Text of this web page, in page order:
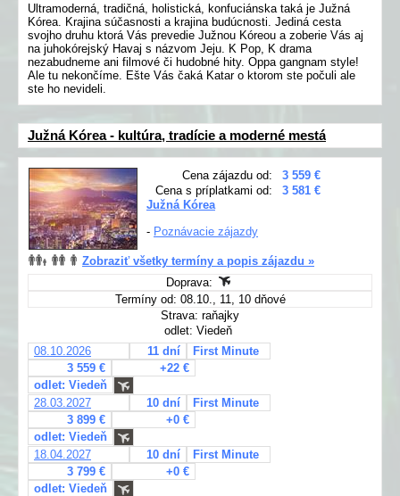
Ultramoderná, tradičná, holistická, konfuciánska taká je Južná
Kórea. Krajina súčasnosti a krajina budúcnosti. Jediná cesta
svojho druhu ktorá Vás prevedie Južnou Kóreou a zoberie Vás aj
na juhokórejský Havaj s názvom Jeju. K Pop, K drama
nezabudneme ani filmové či hudobné hity. Oppa gangnam style!
Ale tu nekončíme. Ešte Vás čaká Katar o ktorom ste počuli ale
ste ho nevideli.
Južná Kórea - kultúra, tradície a moderné mestá
Cena zájazdu od:
3 559 €
Cena s príplatkami od:
3 581 €
Južná Kórea
- Poznávacie zájazdy
Zobraziť všetky termíny a popis zájazdu »
Doprava:
Termíny od: 08.10., 11, 10 dňové
Strava: raňajky
odlet: Viedeň
08.10.2026
11 dní
First Minute
3 559 €
+22 €
odlet: Viedeň
28.03.2027
10 dní
First Minute
3 899 €
+0 €
odlet: Viedeň
18.04.2027
10 dní
First Minute
3 799 €
+0 €
odlet: Viedeň